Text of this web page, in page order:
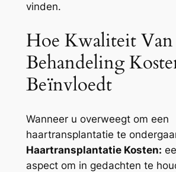
vinden.
Hoe Kwaliteit
Behandeling
Beïnvloedt
Wanneer u overweegt om een
haartransplantatie te
Haartransplantatie Kosten:
aspect om in gedachten te